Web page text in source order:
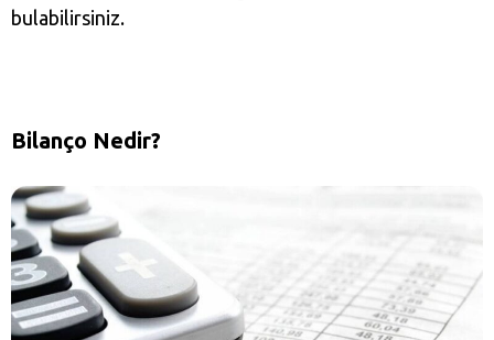
bulabilirsiniz.
Bilanço Nedir?